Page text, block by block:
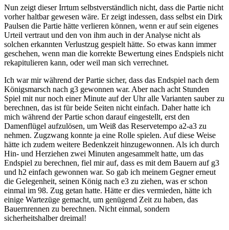
Nun zeigt dieser Irrtum selbstverständlich nicht, dass die Partie nicht
vorher haltbar gewesen wäre. Er zeigt indessen, dass selbst ein Dirk
Paulsen die Partie hätte verlieren können, wenn er auf sein eigenes
Urteil vertraut und den von ihm auch in der Analyse nicht als
solchen erkannten Verlustzug gespielt hätte. So etwas kann immer
geschehen, wenn man die korrekte Bewertung eines Endspiels nicht
rekapitulieren kann, oder weil man sich verrechnet.
Ich war mir während der Partie sicher, dass das Endspiel nach dem
Königsmarsch nach g3 gewonnen war. Aber nach acht Stunden
Spiel mit nur noch einer Minute auf der Uhr alle Varianten sauber zu
berechnen, das ist für beide Seiten nicht einfach. Daher hatte ich
mich während der Partie schon darauf eingestellt, erst den
Damenflügel aufzulösen, um Weiß das Reservetempo a2-a3 zu
nehmen. Zugzwang konnte ja eine Rolle spielen. Auf diese Weise
hätte ich zudem weitere Bedenkzeit hinzugewonnen. Als ich durch
Hin- und Herziehen zwei Minuten angesammelt hatte, um das
Endspiel zu berechnen, fiel mir auf, dass es mit dem Bauern auf g3
und h2 einfach gewonnen war. So gab ich meinem Gegner erneut
die Gelegenheit, seinen König nach e3 zu ziehen, was er schon
einmal im 98. Zug getan hatte. Hätte er dies vermieden, hätte ich
einige Wartezüge gemacht, um genügend Zeit zu haben, das
Bauernrennen zu berechnen. Nicht einmal, sondern
sicherheitshalber dreimal!